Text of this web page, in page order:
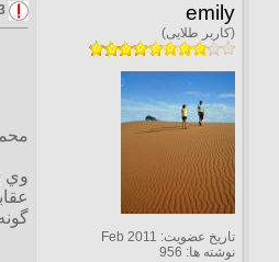
emily
(کاربر طلایی)
تاریخ عضویت: Feb 2011
نوشته ها: 956
23 گونه
محمد جواد محمدي
وي